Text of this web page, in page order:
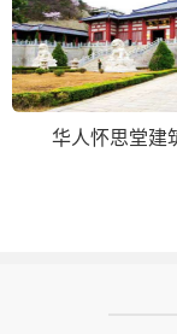
华人怀思堂建